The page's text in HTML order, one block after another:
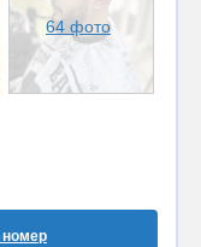
64 фото
номер